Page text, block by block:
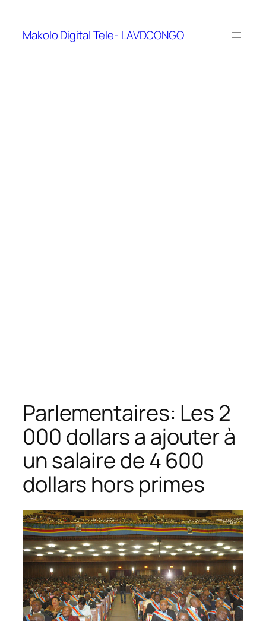
Makolo Digital Tele- LAVDCONGO
Parlementaires: Les 2
000 dollars a ajouter à
un salaire de 4 600
dollars hors primes